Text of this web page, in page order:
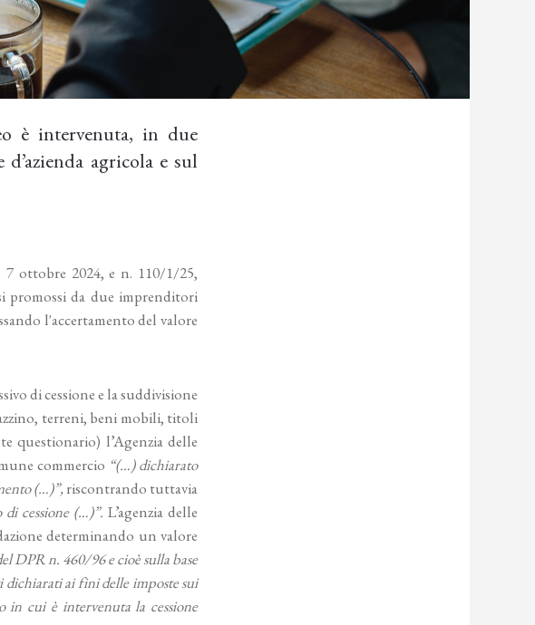
è intervenuta, in due
agricola e sul
ottobre 2024, e n. 110/1/25,
promossi da due imprenditori
l'accertamento del valore
di cessione e la suddivisione
terreni, beni mobili, titoli
questionario) l’Agenzia delle
commercio “(…) dichiarato
(…)”, riscontrando tuttavia
cessione (…)”. L’agenzia delle
determinando un valore
DPR n. 460/96 e cioè sulla base
dichiarati ai fini delle imposte sui
cui è intervenuta la cessione